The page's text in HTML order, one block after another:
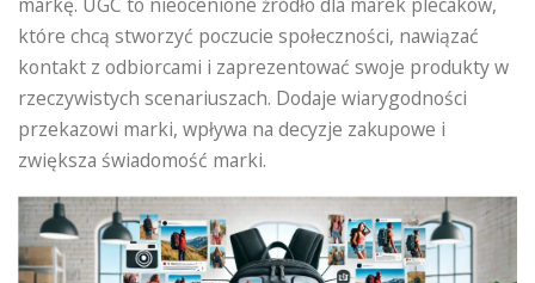
które chcą stworzyć poczucie społeczności, nawiązać
kontakt z odbiorcami i zaprezentować swoje produkty w
rzeczywistych scenariuszach. Dodaje wiarygodności
przekazowi marki, wpływa na decyzje zakupowe i
zwiększa świadomość marki.